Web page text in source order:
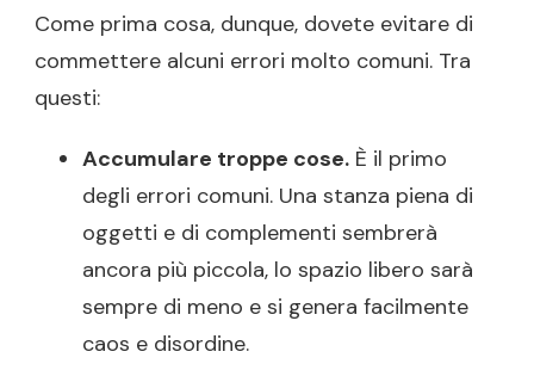
Come prima cosa, dunque, dovete evitare di
commettere alcuni errori molto comuni. Tra
questi:
Accumulare troppe cose. È il primo
degli errori comuni. Una stanza piena di
oggetti e di complementi sembrerà
ancora più piccola, lo spazio libero sarà
sempre di meno e si genera facilmente
caos e disordine.